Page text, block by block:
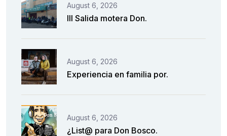
August 6, 2026
III Salida motera Don.
August 6, 2026
Experiencia en familia por.
August 6, 2026
¿List@ para Don Bosco.